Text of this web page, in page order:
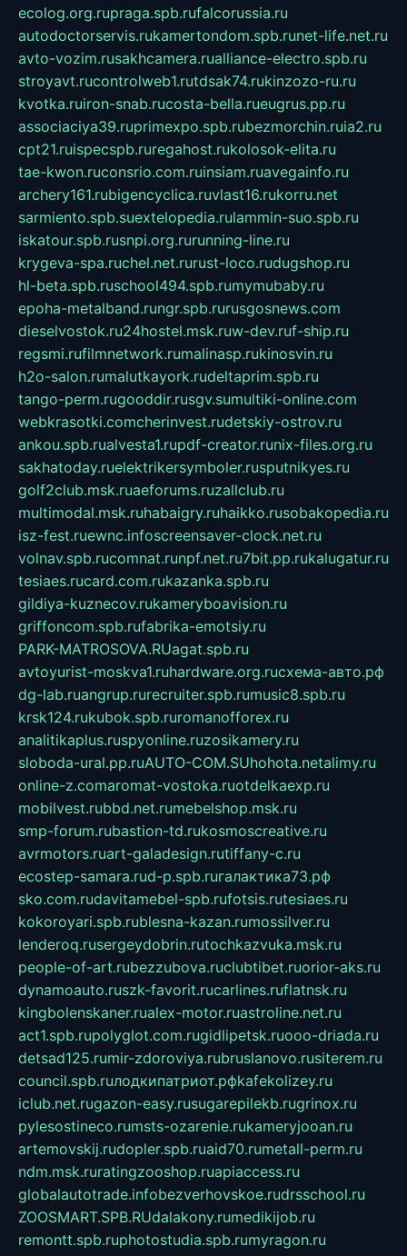
ecolog.org.rupraga.spb.rufalcorussia.ru
autodoctorservis.rukamertondom.spb.runet-life.net.ru
avto-vozim.rusakhcamera.rualliance-electro.spb.ru
stroyavt.rucontrolweb1.rutdsak74.rukinzozo-ru.ru
kvotka.ruiron-snab.rucosta-bella.rueugrus.pp.ru
associaciya39.ruprimexpo.spb.rubezmorchin.ruia2.ru
cpt21.ruispecspb.ruregahost.rukolosok-elita.ru
tae-kwon.ruconsrio.com.ruinsiam.ruavegainfo.ru
archery161.rubigencyclica.ruvlast16.rukorru.net
sarmiento.spb.suextelopedia.rulammin-suo.spb.ru
iskatour.spb.rusnpi.org.rurunning-line.ru
krygeva-spa.ruchel.net.rurust-loco.rudugshop.ru
hl-beta.spb.ruschool494.spb.rumymubaby.ru
epoha-metalband.rungr.spb.rurusgosnews.com
dieselvostok.ru24hostel.msk.ruw-dev.ruf-ship.ru
regsmi.rufilmnetwork.rumalinasp.rukinosvin.ru
h2o-salon.rumalutkayork.rudeltaprim.spb.ru
tango-perm.rugooddir.rusgv.sumultiki-online.com
webkrasotki.comcherinvest.rudetskiy-ostrov.ru
ankou.spb.rualvesta1.rupdf-creator.runix-files.org.ru
sakhatoday.ruelektrikersymboler.rusputnikyes.ru
golf2club.msk.ruaeforums.ruzallclub.ru
multimodal.msk.ruhabaigry.ruhaikko.rusobakopedia.ru
isz-fest.ruewnc.infoscreensaver-clock.net.ru
volnav.spb.rucomnat.runpf.net.ru7bit.pp.rukalugatur.ru
tesiaes.rucard.com.rukazanka.spb.ru
gildiya-kuznecov.rukameryboavision.ru
griffoncom.spb.rufabrika-emotsiy.ru
PARK-MATROSOVA.RUagat.spb.ru
avtoyurist-moskva1.ruhardware.org.ruсхема-авто.рф
dg-lab.ruangrup.rurecruiter.spb.rumusic8.spb.ru
krsk124.rukubok.spb.ruromanofforex.ru
analitikaplus.ruspyonline.ruzosikamery.ru
sloboda-ural.pp.ruAUTO-COM.SUhohota.netalimy.ru
online-z.comaromat-vostoka.ruotdelkaexp.ru
mobilvest.rubbd.net.rumebelshop.msk.ru
smp-forum.rubastion-td.rukosmoscreative.ru
avrmotors.ruart-galadesign.rutiffany-c.ru
ecostep-samara.rud-p.spb.ruгалактика73.рф
sko.com.rudavitamebel-spb.rufotsis.rutesiaes.ru
kokoroyari.spb.rublesna-kazan.rumossilver.ru
lenderoq.rusergeydobrin.rutochkazvuka.msk.ru
people-of-art.rubezzubova.ruclubtibet.ruorior-aks.ru
dynamoauto.ruszk-favorit.rucarlines.ruflatnsk.ru
kingbolenskaner.rualex-motor.ruastroline.net.ru
act1.spb.rupolyglot.com.rugidlipetsk.ruooo-driada.ru
detsad125.rumir-zdoroviya.rubruslanovo.rusiterem.ru
council.spb.ruлодкипатриот.рфkafekolizey.ru
iclub.net.rugazon-easy.rusugarepilekb.rugrinox.ru
pylesostineco.rumsts-ozarenie.rukameryjooan.ru
artemovskij.rudopler.spb.ruaid70.rumetall-perm.ru
ndm.msk.ruratingzooshop.ruapiaccess.ru
globalautotrade.infobezverhovskoe.rudrsschool.ru
ZOOSMART.SPB.RUdalakony.rumedikijob.ru
remontt.spb.ruphotostudia.spb.rumyragon.ru